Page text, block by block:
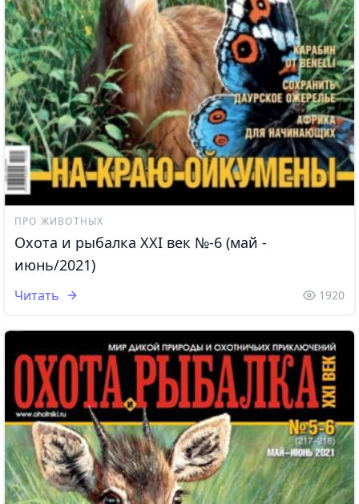
ПРО ЖИВОТНЫХ
Охота и рыбалка XXI век №-6 (май -
июнь/2021)
Читать 1920